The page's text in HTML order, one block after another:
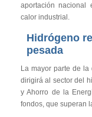
aportación nacional
calor industrial.
Hidrógeno
pesada
La mayor parte de
dirigirá al sector del
y Ahorro de la
fondos, que superan